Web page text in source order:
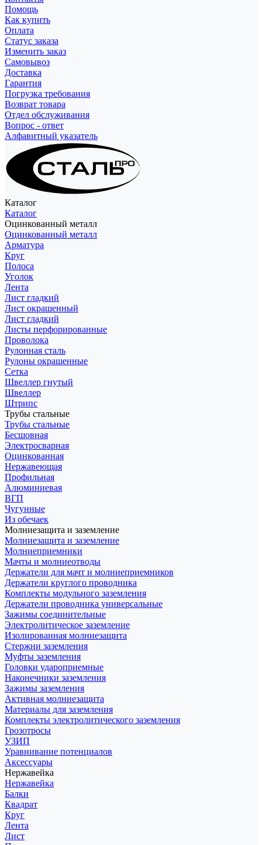
Помощь
Как купить
Оплата
Статус заказа
Изменить заказ
Самовывоз
Доставка
Гарантия
Погрузка требования
Возврат товара
Отдел обслуживания
Вопрос - ответ
Алфавитный указатель
Каталог
Каталог
Оцинкованный металл
Оцинкованный металл
Арматура
Круг
Полоса
Уголок
Лента
Лист гладкий
Лист окрашенный
Лист гладкий
Листы перфорированные
Проволока
Рулонная сталь
Рулоны окрашенные
Сетка
Швеллер гнутый
Швеллер
Штрипс
Трубы стальные
Трубы стальные
Бесшовная
Электросварная
Оцинкованная
Нержавеющая
Профильная
Алюминиевая
ВГП
Чугунные
Из обечаек
Молниезащита и заземление
Молниезащита и заземление
Молниеприемники
Мачты и молниеотводы
Держатели для мачт и молниеприемников
Держатели круглого проводника
Комплекты модульного заземления
Держатели проводника универсальные
Зажимы соединительные
Электролитическое заземление
Изолированная молниезащита
Стержни заземления
Муфты заземления
Головки удароприемные
Наконечники заземления
Зажимы заземления
Активная молниезащита
Материалы для заземления
Комплекты электролитического заземления
Грозотросы
УЗИП
Уравнивание потенциалов
Аксессуары
Нержавейка
Нержавейка
Балки
Квадрат
Круг
Лента
Лист